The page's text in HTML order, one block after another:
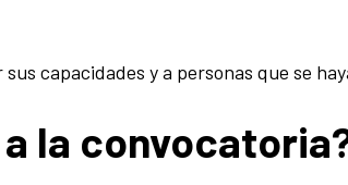
capacidades y a personas que se
la